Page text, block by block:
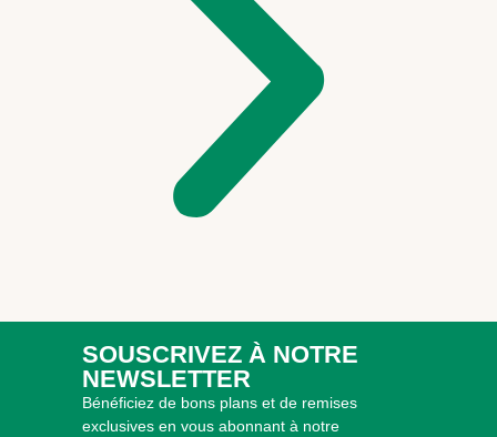
SOUSCRIVEZ À NOTRE
NEWSLETTER
Bénéficiez de bons plans et de remises
exclusives en vous abonnant à notre